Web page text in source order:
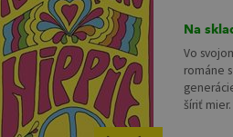
Na
Vo
románe
šíriť